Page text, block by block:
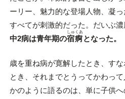
ーリー、魅力的な登場人物、凝っ
すべてが刺激的だった。だいぶ濃
中2病は青年期の宿痾
しゅくあ
となった。
歳を重ね病が寛解したとき、す
とき、それまでとうってかわっ
かのように語るのは、単に子供